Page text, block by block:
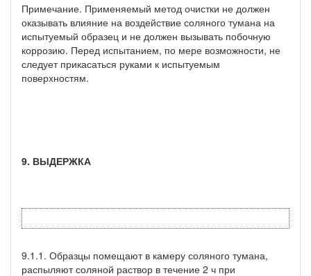
Примечание. Применяемый метод очистки не должен
оказывать влияние на воздействие соляного тумана на
испытуемый образец и не должен вызывать побочную
коррозию. Перед испытанием, по мере возможности, не
следует прикасаться руками к испытуемым
поверхностям.
9. ВЫДЕРЖКА
9.1.1. Образцы помещают в камеру соляного тумана,
распыляют соляной раствор в течение 2 ч при